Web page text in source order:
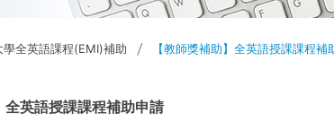
學全英語課程(EMI)補助 【教師獎補助】全英語授課課程補
全英語授課課程補助申請